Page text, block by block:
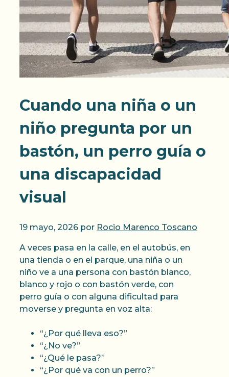
Cuando una niña o un
niño pregunta por un
bastón, un perro guía o
una discapacidad
visual
19 mayo, 2026 por Rocio Marenco Toscano
A veces pasa en la calle, en el autobús, en
una tienda o en el parque, una niña o un
niño ve a una persona con bastón blanco,
blanco y rojo o con bastón verde, con
perro guía o con alguna dificultad para
moverse y pregunta en voz alta:
“¿Por qué lleva eso?”
“¿No ve?”
“¿Qué le pasa?”
“¿Por qué va con un perro?”